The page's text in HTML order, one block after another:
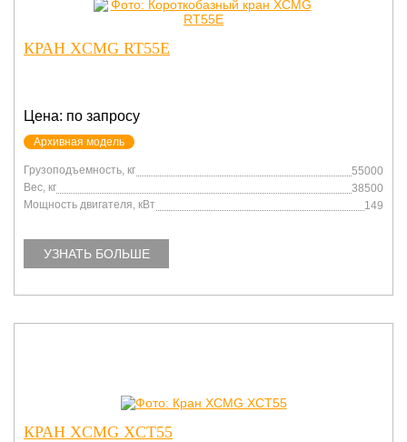
КРАН XCMG RT55E
Цена: по запросу
Архивная модель
Грузоподъемность, кг
55000
Вес, кг
38500
Мощность двигателя, кВт
149
УЗНАТЬ БОЛЬШЕ
КРАН XCMG XCT55